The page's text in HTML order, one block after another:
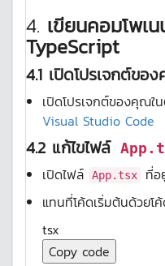
4. เขียนคอมโพ
TypeScript
4.1 เปิดโปรเจกต์ขอ
เปิดโปรเจกต์ของคุณใ
Visual Studio Code
4.2 แก้ไขไฟล์
เปิดไฟล์ App.tsx
ที่อ
แทนที่โค้ดเริ่มต้นด้วยโ
tsx
Copy code